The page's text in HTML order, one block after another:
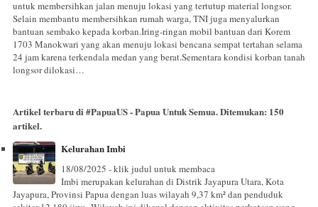
untuk membersihkan jalan menuju lokasi yang tertutup material longsor.
Selain membantu membersihkan rumah warga, TNI juga menyalurkan
bantuan sembako kepada korban.Iring-ringan mobil bantuan dari Korem
1703 Manokwari yang akan menuju lokasi bencana sempat tertahan selama
24 jam karena terkendala medan yang berat.Sementara kondisi korban tanah
longsor dilokasi…
Artikel terbaru di #PapuaUS - Papua Untuk Semua. Ditemukan: 150
artikel.
Kelurahan Imbi
18/08/2025 - klik judul untuk membaca
Imbi merupakan kelurahan di Distrik Jayapura Utara, Kota
Jayapura, Provinsi Papua dengan luas wilayah 9,37 km² dan penduduk